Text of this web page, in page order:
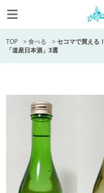
TOP >食べる >セコマで買える
「道産日本酒」3選